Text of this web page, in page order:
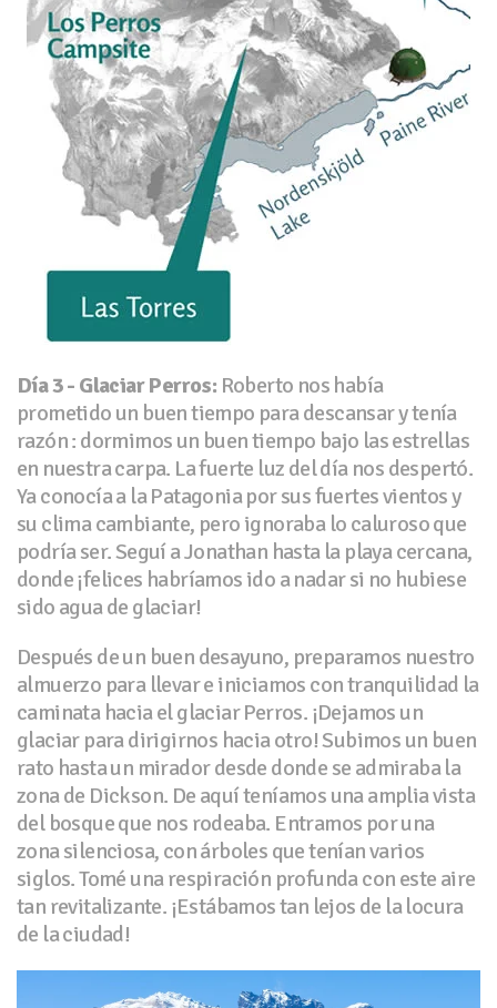
Día 3 - Glaciar Perros: Roberto nos había
prometido un buen tiempo para descansar y tenía
razón : dormimos un buen tiempo bajo las estrellas
en nuestra carpa. La fuerte luz del día nos despertó.
Ya conocía a la Patagonia por sus fuertes vientos y
su clima cambiante, pero ignoraba lo caluroso que
podría ser. Seguí a Jonathan hasta la playa cercana,
donde ¡felices habríamos ido a nadar si no hubiese
sido agua de glaciar!
Después de un buen desayuno, preparamos nuestro
almuerzo para llevar e iniciamos con tranquilidad la
caminata hacia el glaciar Perros. ¡Dejamos un
glaciar para dirigirnos hacia otro! Subimos un buen
rato hasta un mirador desde donde se admiraba la
zona de Dickson. De aquí teníamos una amplia vista
del bosque que nos rodeaba. Entramos por una
zona silenciosa, con árboles que tenían varios
siglos. Tomé una respiración profunda con este aire
tan revitalizante. ¡Estábamos tan lejos de la locura
de la ciudad!